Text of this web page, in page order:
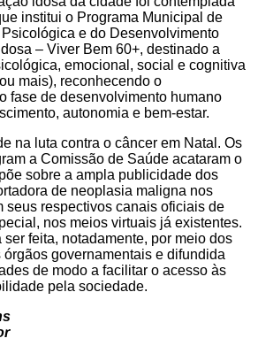
institui o Programa Municipal de
e do Desenvolvimento
– Viver Bem 60+, destinado a
emocional, social e cognitiva
mais), reconhecendo o
fase de desenvolvimento humano
autonomia e bem-estar.
na luta contra o câncer em Natal. Os
a Comissão de Saúde acataram o
sobre a ampla publicidade dos
de neoplasia maligna nos
seus respectivos canais oficiais de
nos meios virtuais já existentes.
feita, notadamente, por meio dos
governamentais e difundida
de modo a facilitar o acesso às
pela sociedade.